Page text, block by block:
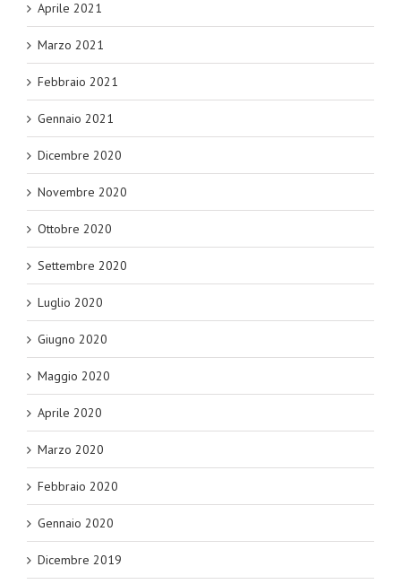
Aprile 2021
Marzo 2021
Febbraio 2021
Gennaio 2021
Dicembre 2020
Novembre 2020
Ottobre 2020
Settembre 2020
Luglio 2020
Giugno 2020
Maggio 2020
Aprile 2020
Marzo 2020
Febbraio 2020
Gennaio 2020
Dicembre 2019